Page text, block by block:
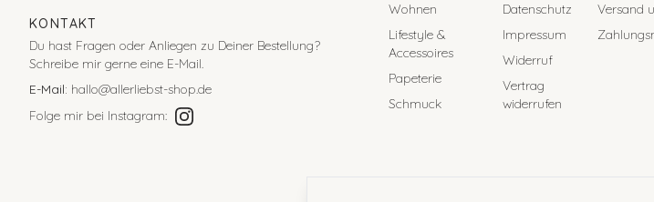
KONTAKT
Du hast Fragen oder Anliegen zu Deiner Bestellung?
Schreibe mir gerne eine E-Mail.
E-Mail: hallo@allerliebst-shop.de
Folge mir bei Instagram:
Wohnen
Lifestyle &
Accessoires
Papeterie
Schmuck
Datenschutz
Impressum
Widerruf
Vertrag
widerrufen
Versand